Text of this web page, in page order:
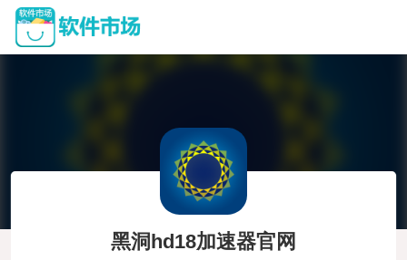
黑洞hd18加速器官网